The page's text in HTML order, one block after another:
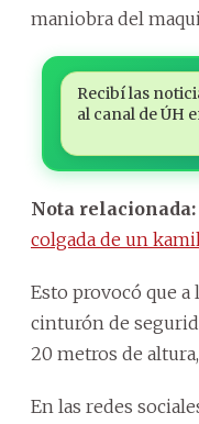
maniobra del
Recibí las
al canal de ÚH
Nota relacionada:
colgada de un
Esto provocó que
cinturón de
20 metros de
En las redes